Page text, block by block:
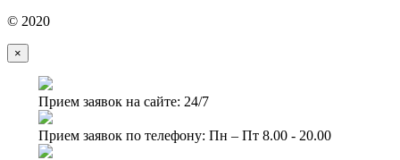
© 2020
×
Прием заявок на сайте: 24/7
Прием заявок по телефону: Пн – Пт 8.00 - 20.00